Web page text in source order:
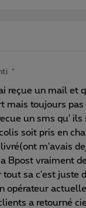
reçue un mail
mais toujours
un sms qu'
soit pris en
m'avais
Bpost vraiment
sa c'est juste
opérateur
a retourné